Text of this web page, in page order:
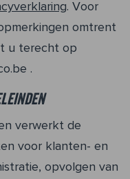
. Voor
omtrent
u terecht op
.
verwerkt de
voor klanten- en
opvolgen van